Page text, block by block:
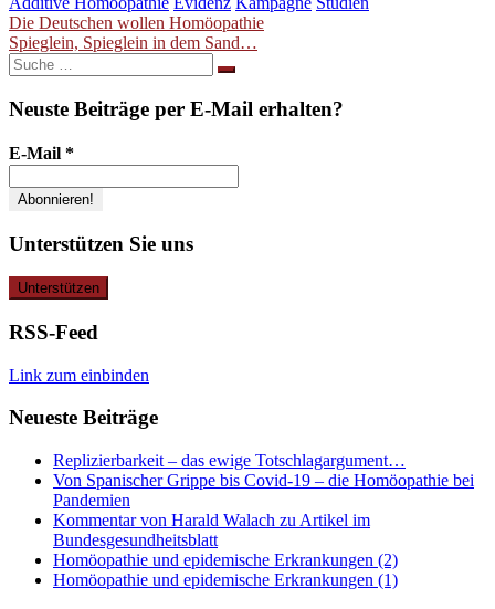
Beitragsnavigation
Die Deutschen wollen Homöopathie
Spieglein, Spieglein in dem Sand…
Suche
nach:
Neuste Beiträge per E-Mail erhalten?
E-Mail *
Unterstützen Sie uns
RSS-Feed
Link zum einbinden
Neueste Beiträge
Replizierbarkeit – das ewige Totschlagargument…
Von Spanischer Grippe bis Covid-19 – die Homöopathie bei
Pandemien
Kommentar von Harald Walach zu Artikel im
Bundesgesundheitsblatt
Homöopathie und epidemische Erkrankungen (2)
Homöopathie und epidemische Erkrankungen (1)